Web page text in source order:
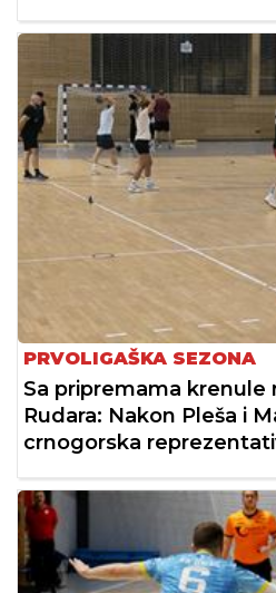
PRVOLIGAŠKA SEZONA
Sa pripremama krenule
Rudara: Nakon Pleša i
crnogorska